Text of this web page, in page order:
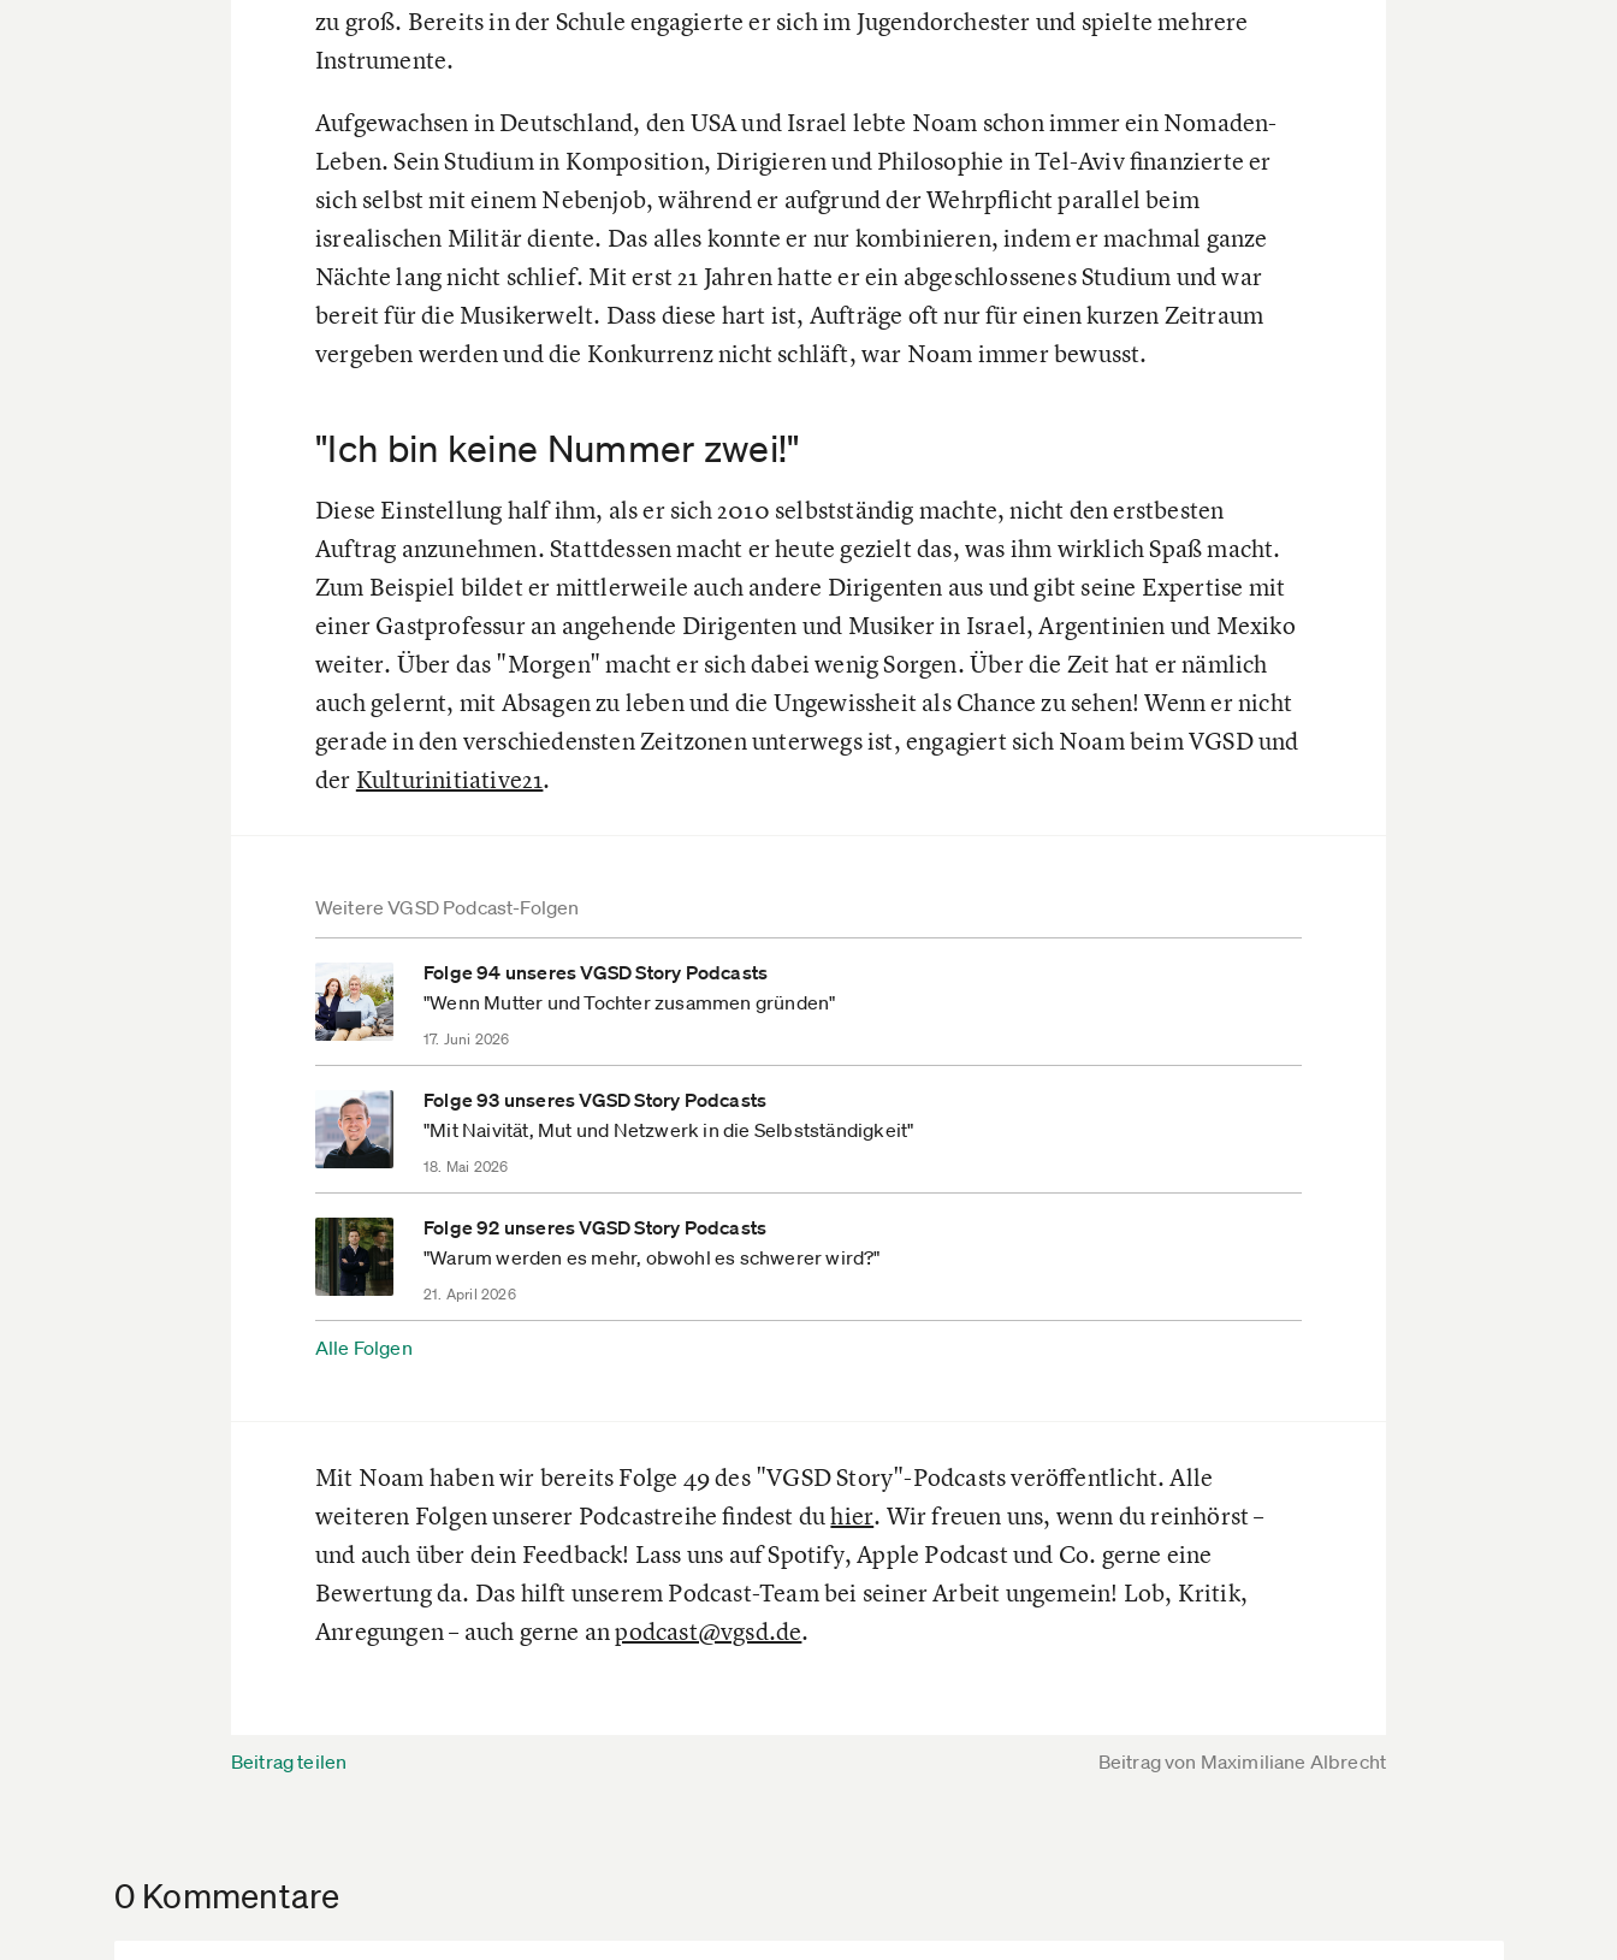
zu groß. Bereits in der Schule engagierte er sich im Jugendorchester und spielte mehrere
Instrumente.
Aufgewachsen in Deutschland, den USA und Israel lebte Noam schon immer ein Nomaden-
Leben. Sein Studium in Komposition, Dirigieren und Philosophie in Tel-Aviv finanzierte er
sich selbst mit einem Nebenjob, während er aufgrund der Wehrpflicht parallel beim
isrealischen Militär diente. Das alles konnte er nur kombinieren, indem er machmal ganze
Nächte lang nicht schlief. Mit erst 21 Jahren hatte er ein abgeschlossenes Studium und war
bereit für die Musikerwelt. Dass diese hart ist, Aufträge oft nur für einen kurzen Zeitraum
vergeben werden und die Konkurrenz nicht schläft, war Noam immer bewusst.
"Ich bin keine Nummer zwei!"
Diese Einstellung half ihm, als er sich 2010 selbstständig machte, nicht den erstbesten
Auftrag anzunehmen. Stattdessen macht er heute gezielt das, was ihm wirklich Spaß macht.
Zum Beispiel bildet er mittlerweile auch andere Dirigenten aus und gibt seine Expertise mit
einer Gastprofessur an angehende Dirigenten und Musiker in Israel, Argentinien und Mexiko
weiter. Über das "Morgen" macht er sich dabei wenig Sorgen. Über die Zeit hat er nämlich
auch gelernt, mit Absagen zu leben und die Ungewissheit als Chance zu sehen! Wenn er nicht
gerade in den verschiedensten Zeitzonen unterwegs ist, engagiert sich Noam beim VGSD und
der Kulturinitiative21.
Weitere VGSD Podcast-Folgen
Folge 94 unseres VGSD Story Podcasts
"Wenn Mutter und Tochter zusammen gründen"
17. Juni 2026
Folge 93 unseres VGSD Story Podcasts
"Mit Naivität, Mut und Netzwerk in die Selbstständigkeit"
18. Mai 2026
Folge 92 unseres VGSD Story Podcasts
"Warum werden es mehr, obwohl es schwerer wird?"
21. April 2026
Alle Folgen
Mit Noam haben wir bereits Folge 49 des "VGSD Story"-Podcasts veröffentlicht. Alle
weiteren Folgen unserer Podcastreihe findest duhier. Wir freuen uns, wenn du reinhörst –
und auch über dein Feedback! Lass uns auf Spotify, Apple Podcast und Co. gerne eine
Bewertung da. Das hilft unserem Podcast-Team bei seiner Arbeit ungemein! Lob, Kritik,
Anregungen – auch gerne anpodcast@vgsd.de.
Beitrag teilen Beitrag von Maximiliane Albrecht
0 Kommentare